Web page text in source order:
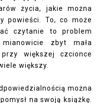
życia, jakie można
powieści. To, co może
czytanie to problem
zbyt mała
większej czcionce
większy.
można
na swoją książkę.